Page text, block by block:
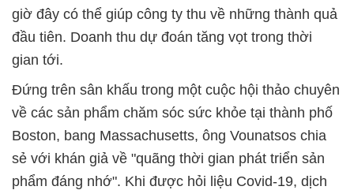
giờ đây có thể giúp công ty thu về những thành quả
đầu tiên. Doanh thu dự đoán tăng vọt trong thời
gian tới.
Đứng trên sân khấu trong một cuộc hội thảo chuyên
về các sản phẩm chăm sóc sức khỏe tại thành phố
Boston, bang Massachusetts, ông Vounatsos chia
sẻ với khán giả về "quãng thời gian phát triển sản
phẩm đáng nhớ". Khi được hỏi liệu Covid-19, dịch